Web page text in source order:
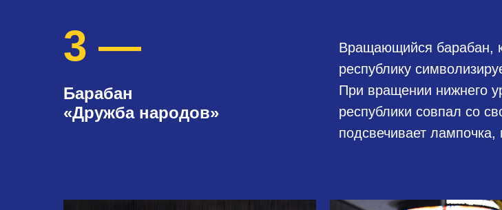
3 —
Барабан
«Дружба народов»
Вращающийся барабан,
республику
При вращении нижнего
республики совпал со
подсвечивает лампочка,